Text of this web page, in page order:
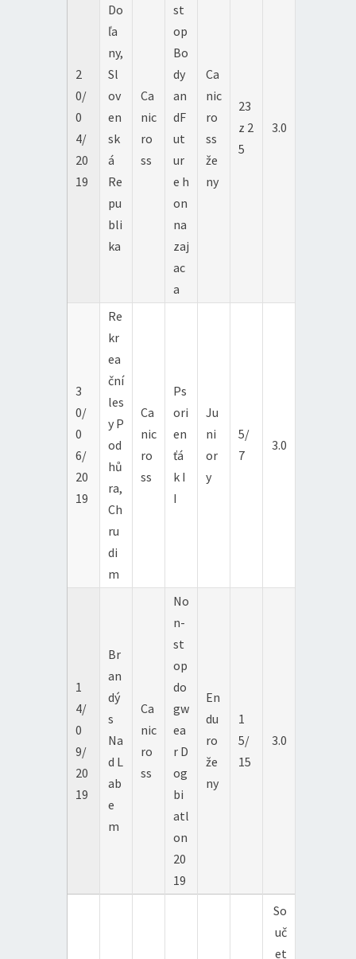
2
0/
0
4/
20
19
Do
ľa
ny,
Sl
ov
en
sk
á
Re
pu
bli
ka
Ca
nic
ro
ss
st
op
Bo
dy
an
dF
ut
ur
e h
on
na
zaj
ac
a
Ca
nic
ro
ss
že
ny
23
z 2
5
3.0
3
0/
0
6/
20
19
Re
kr
ea
ční
les
y P
od
hů
ra,
Ch
ru
di
m
Ca
nic
ro
ss
Ps
ori
en
ťá
k I
I
Ju
ni
or
y
5/
7
3.0
1
4/
0
9/
20
19
Br
an
dý
s
Na
d L
ab
e
m
Ca
nic
ro
ss
No
n-
st
op
do
gw
ea
r D
og
bi
atl
on
20
19
En
du
ro
že
ny
1
5/
15
3.0
So
uč
et